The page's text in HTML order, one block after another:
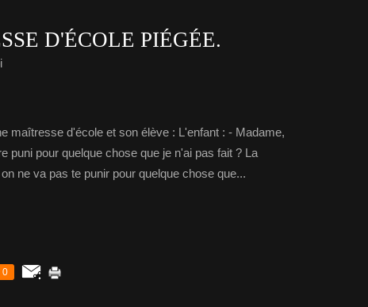
D'ÉCOLE PIÉGÉE.
maîtresse d'école et son élève : L'enfant : - Madame,
puni pour quelque chose que je n'ai pas fait ? La
ne va pas te punir pour quelque chose que...
0